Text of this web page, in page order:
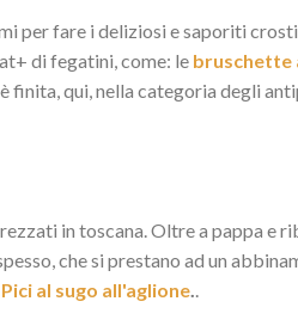
per fare i deliziosi e saporiti
di fegatini, come: le bruschette
finita, qui, nella categoria degli
in toscana. Oltre a pappa e
che si prestano ad un
al sugo all'aglione